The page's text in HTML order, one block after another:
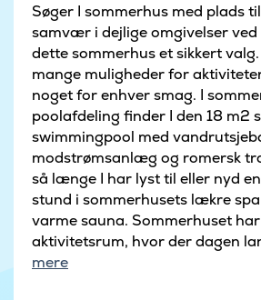
Søger I sommerhus med plads
samvær i dejlige omgivelser ved
dette sommerhus et sikkert
mange muligheder for
noget for enhver smag. I
poolafdeling finder I den 18 m2
swimmingpool med
modstrømsanlæg og romersk
så længe I har lyst til eller nyd
stund i sommerhusets lækre
varme sauna. Sommerhuset
aktivitetsrum, hvor der dagen
mere